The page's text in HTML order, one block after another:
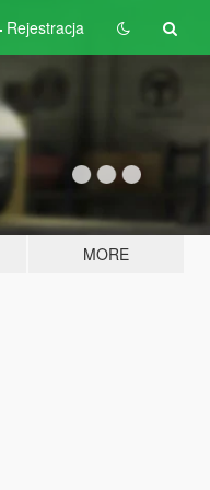
Rejestracja
MORE